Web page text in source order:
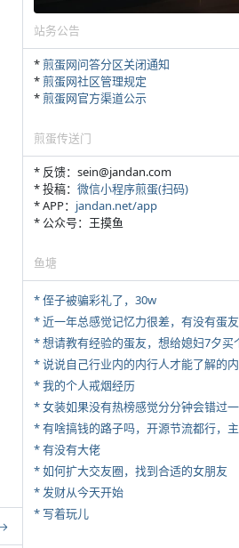
站务公告
*煎蛋网问答分区关闭通知
*煎蛋网社区管理规定
*煎蛋网官方渠道公示
煎蛋传送门
* 反馈：sein@jandan.com
* 投稿： 微信小程序煎蛋(扫码)
* APP： jandan.net/app
* 公众号：王摸鱼
鱼塘
* 侄子被骗彩礼了，30w
* 近一年总感觉记忆力很差，有没有蛋
* 说说自己行业内的内行人才能了解的
* 我的个人戒烟经历
* 女装如果没有热榜感觉分分钟会错过
* 有没有大佬
* 如何扩大交友圈，找到合适的女朋友
* 发财从今天开始
* 写着玩儿